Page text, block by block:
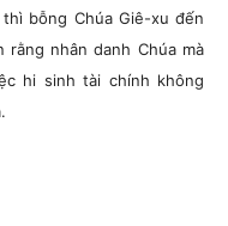
bỗng Chúa Giê-xu đến
nhân danh Chúa mà
hi sinh tài chính không